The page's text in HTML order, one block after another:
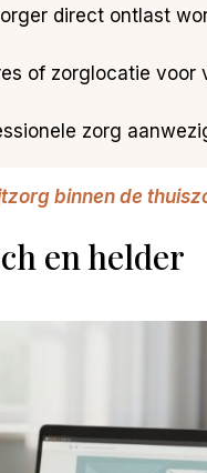
direct ontlast
of zorglocatie voor
zorg
binnen de
en helder